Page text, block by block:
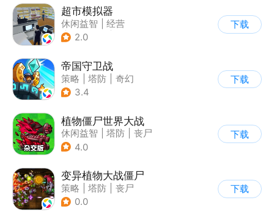
超市模拟器
休闲益智
经营
| 文字游戏
2.0
下载
帝国守卫战
策略 塔防
奇幻
| 卡通
3.4
下载
植物僵尸世界大战
休闲益智 塔防
丧尸
| 卡通
4.0
下载
变异植物大战僵尸
策略 塔防
丧尸
| 卡通
0.0
下载